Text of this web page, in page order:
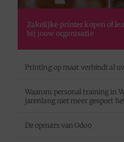
Zakelijke printer kopen of
bij jouw organisatie
Printing op maat verbindt al
Waarom personal training in
jarenlang niet meer gesport
De opmars van Odoo